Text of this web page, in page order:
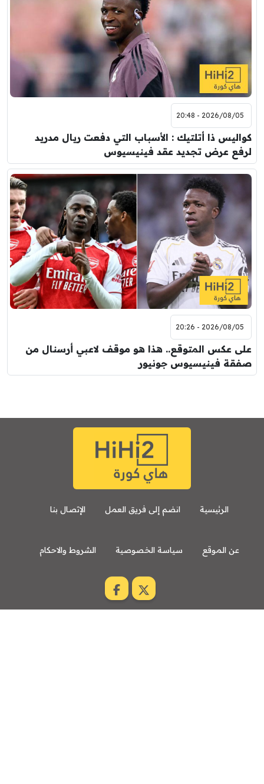
2026/08/05 - 20:48
كواليس ذا أتلتيك : الأسباب التي دفعت ريال مدريد
لرفع عرض تجديد عقد فينيسيوس
2026/08/05 - 20:26
على عكس المتوقع.. هذا هو موقف لاعبي أرسنال من
صفقة فينيسيوس جونيور
الرئيسية انضم إلى فريق العمل الإتصال بنا
عن الموقع سياسة الخصوصية الشروط والاحكام